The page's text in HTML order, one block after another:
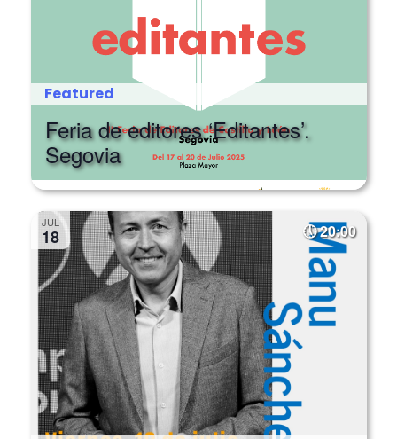
Feria de editores ‘Editantes’.
Segovia
JUL
18
Featured